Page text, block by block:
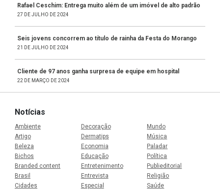
Rafael Ceschim: Entrega muito além de um imóvel de alto padrão
27 DE JULHO DE 2024
Seis jovens concorrem ao título de rainha da Festa do Morango
21 DE JULHO DE 2024
Cliente de 97 anos ganha surpresa de equipe em hospital
22 DE MARÇO DE 2024
Notícias
Ambiente
Artigo
Beleza
Bichos
Branded content
Brasil
Cidades
Decoração
Dermatips
Economia
Educação
Entretenimento
Entrevista
Especial
Mundo
Música
Paladar
Política
Publieditorial
Religião
Saúde